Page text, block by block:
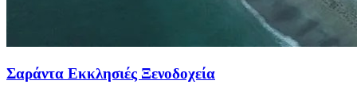
Σαράντα Εκκλησιές Ξενοδοχεία